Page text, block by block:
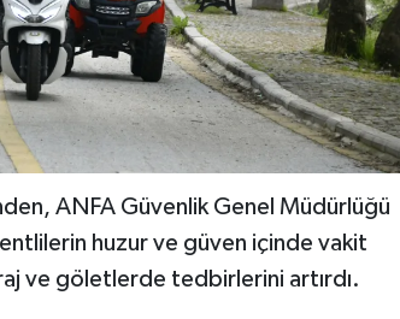
ANFA Güvenlik Genel Müdürlüğü
huzur ve güven içinde vakit
ve göletlerde tedbirlerini artırdı.